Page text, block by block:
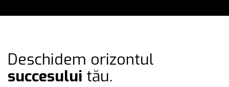
Deschidem orizontul
succesului tău.